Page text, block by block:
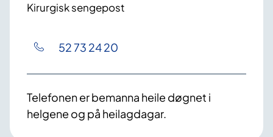
Kirurgisk sengepost
52 73 24 20
Telefonen er bemanna heile døgnet i
helgene og på heilagdagar.